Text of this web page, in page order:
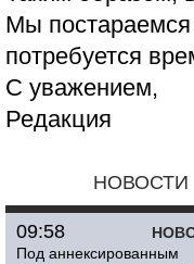
Мы постараемся
потребуется
С уважением,
Редакция
НОВОСТИ
09:58
Под аннексированным